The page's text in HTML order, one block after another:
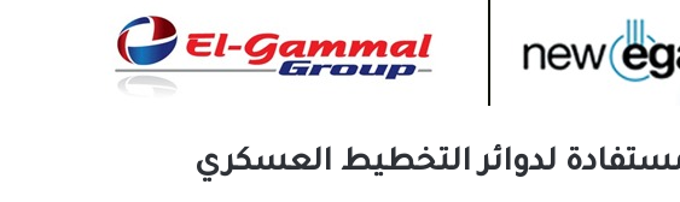
لدوائر التخطيط العسكري